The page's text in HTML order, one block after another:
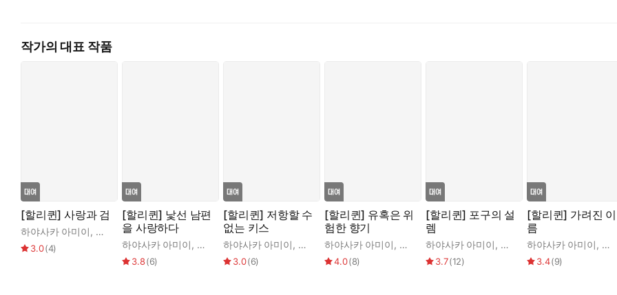
작가의 대표 작품
[할리퀸] 사랑과 검
하야사카 아미이, 엘리자베스 메인
3.0(4)
[할리퀸] 낯선 남편
을 사랑하다
하야사카 아미이, 캐서린 만
3.8(6)
[할리퀸] 저항할 수
없는 키스
하야사카 아미이, 브로닌 제임슨
3.0(6)
[할리퀸] 유혹은 위
험한 향기
하야사카 아미이, 캐시 윌리엄스
4.0(8)
[할리퀸] 포구의 설
렘
하야사카 아미이, 헬렌 비안친
3.7(12)
[할리퀸] 가려진 이
름
하야사카 아미이, 케
3.4(9)